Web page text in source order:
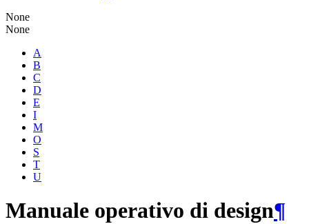
None
None
A
B
C
D
E
I
M
O
S
T
U
Manuale operativo di design¶